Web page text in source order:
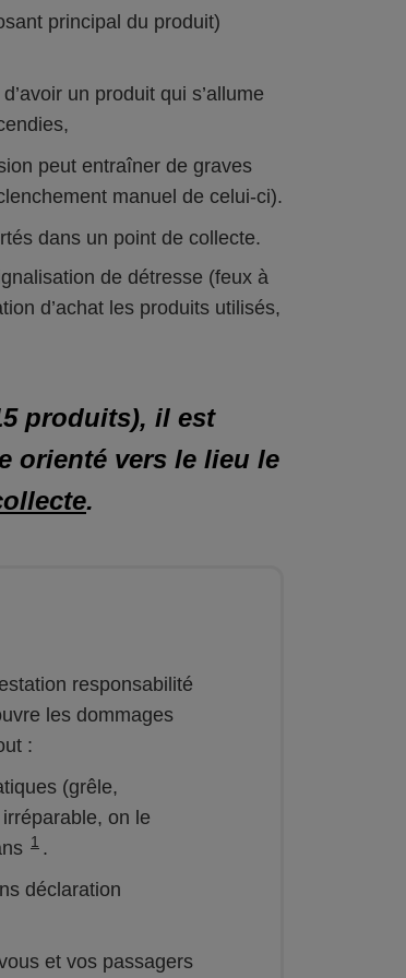
principal du produit)
un produit qui s’allume
peut entraîner de graves
manuel de celui-ci).
dans un point de collecte.
de détresse (feux à
d’achat les produits utilisés,
produits), il est
orienté vers le lieu le
.
responsabilité
les dommages
:
(grêle,
on le
1 .
déclaration
et vos passagers